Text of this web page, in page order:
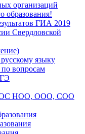
организаций
образования!
ГИА 2019
Свердловской
языку
вопросам
НОО, ООО, СОО